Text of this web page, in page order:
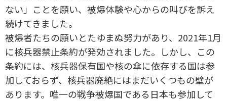
ない」ことを願い、被爆体験や心からの叫びを訴え
続けてきました。
被爆者たちの願いとたゆまぬ努力があり、2021年1月
に核兵器禁止条約が発効されました。しかし、この
条約には、核兵器保有国や核の傘に依存する国は参
加しておらず、核兵器廃絶にはまだいくつもの壁が
あります。唯一の戦争被爆国である日本も参加して